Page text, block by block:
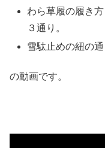
わら草履の履き
３通り。
雪駄止めの紐の
の動画です。